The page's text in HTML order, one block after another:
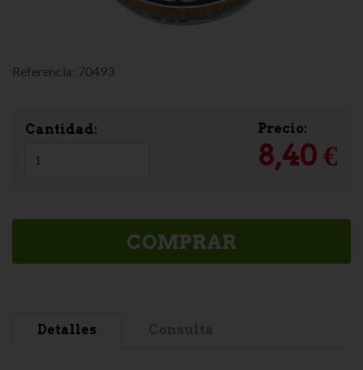
Referencia: 70493
Cantidad: Precio:
8,40 €
COMPRAR
Detalles